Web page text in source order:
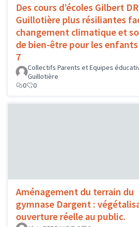
Des cours d’écoles Gilbert
Guillotière plus résiliantes
changement climatique et
de bien-être pour les
7
Collectifs Parents et Equipes
Guillotière
0
0
Aménagement du terrain du
gymnase Dargent :
ouverture réelle au public.